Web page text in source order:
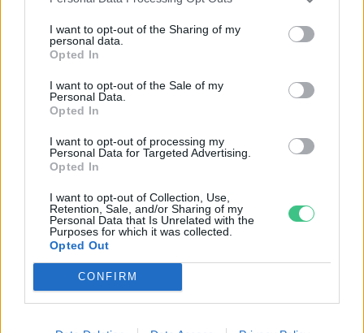
I want to opt-out of the Sharing of my
personal data.
Opted In
I want to opt-out of the Sale of my
Personal Data.
Opted In
I want to opt-out of processing my
Personal Data for Targeted Advertising.
Opted In
I want to opt-out of Collection, Use,
Retention, Sale, and/or Sharing of my
Personal Data that Is Unrelated with the
Purposes for which it was collected.
Opted Out
CONFIRM
Szöllősi Gáborral, a Gardenfutura ügyvezetőjével beszélgettünk.
Történelmi aszály sújtja Nagy-
Britanniát is
SZEMLE
Elképesztő felvétel mutatja meg,
mekkora a különbség az áradó és a